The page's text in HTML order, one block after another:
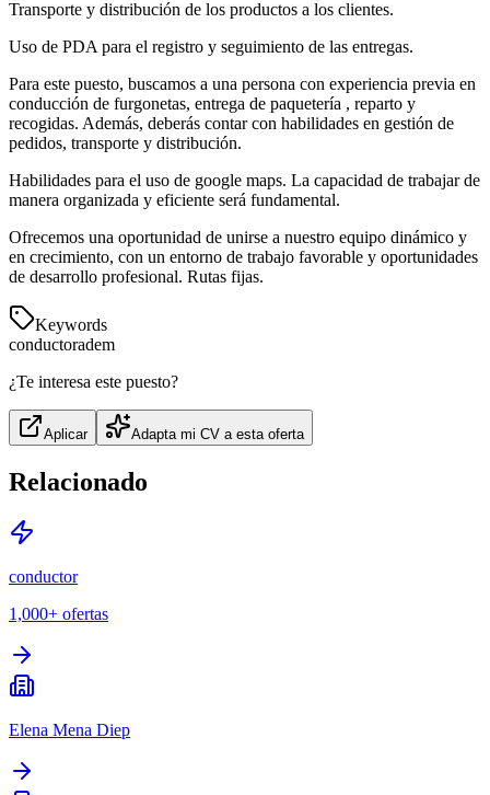
Transporte y distribución de los productos a los clientes.
Uso de PDA para el registro y seguimiento de las entregas.
Para este puesto, buscamos a una persona con experiencia previa en
conducción de furgonetas, entrega de paquetería , reparto y
recogidas. Además, deberás contar con habilidades en gestión de
pedidos, transporte y distribución.
Habilidades para el uso de google maps. La capacidad de trabajar de
manera organizada y eficiente será fundamental.
Ofrecemos una oportunidad de unirse a nuestro equipo dinámico y
en crecimiento, con un entorno de trabajo favorable y oportunidades
de desarrollo profesional. Rutas fijas.
Keywords
conductoradem
¿Te interesa este puesto?
Aplicar Adapta mi CV a esta oferta
Relacionado
conductor
1,000+ ofertas
Elena Mena Diep